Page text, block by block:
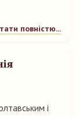
повністю...
і